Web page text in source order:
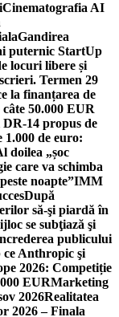
Cinematografia AI
Gandirea
puternic StartUp
locuri libere și
Termen 29
la finanțarea de
50.000 EUR
14 propus de
de euro:
doilea „șoc
care va schimba
noapte”IMM
După
să-şi piardă în
se subţiază şi
publicului
ce Anthropic şi
2026: Competiție
EURMarketing
2026Realitatea
2026 – Finala